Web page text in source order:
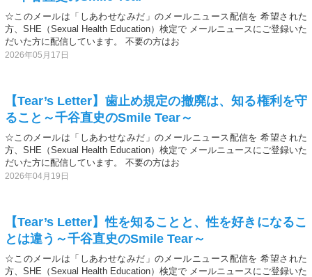
☆このメールは「しあわせなみだ」のメールニュース配信を 希望された
方、SHE（Sexual Health Education）検定で メールニュースにご登録いた
だいた方に配信しています。 不要の方はお
2026年05月17日
【Tear’s Letter】歯止め規定の撤廃は、知る権利を守
ること～千谷直史のSmile Tear～
☆このメールは「しあわせなみだ」のメールニュース配信を 希望された
方、SHE（Sexual Health Education）検定で メールニュースにご登録いた
だいた方に配信しています。 不要の方はお
2026年04月19日
【Tear’s Letter】性を知ることと、性を好きになるこ
とは違う～千谷直史のSmile Tear～
☆このメールは「しあわせなみだ」のメールニュース配信を 希望された
方、SHE（Sexual Health Education）検定で メールニュースにご登録いた